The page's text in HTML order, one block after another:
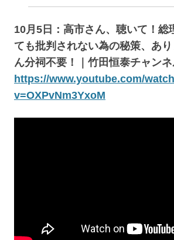
10月5日：高市さん、聴いて！総
ても批判されない為の秘策、あ
ん分祠不要！｜竹田恒泰チャン
https://www.youtube.com/
v=OXPvNm3YxoM